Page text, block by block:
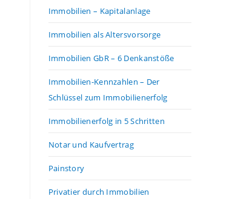
Immobilien – Kapitalanlage
Immobilien als Altersvorsorge
Immobilien GbR – 6 Denkanstöße
Immobilien-Kennzahlen – Der
Schlüssel zum Immobilienerfolg
Immobilienerfolg in 5 Schritten
Notar und Kaufvertrag
Painstory
Privatier durch Immobilien